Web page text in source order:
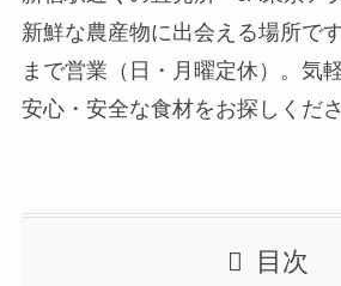
新鮮な農産物に出会える場所で
まで営業（日・月曜定休）。気
安心・安全な食材をお探しくださ
目次